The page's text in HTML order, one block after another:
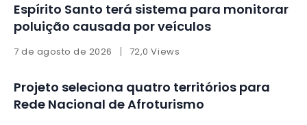
Espírito Santo terá sistema para monitorar
poluição causada por veículos
7 de agosto de 2026 72,0 Views
Projeto seleciona quatro territórios para
Rede Nacional de Afroturismo